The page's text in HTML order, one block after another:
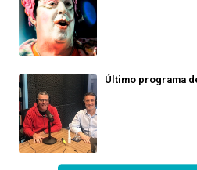
Último programa